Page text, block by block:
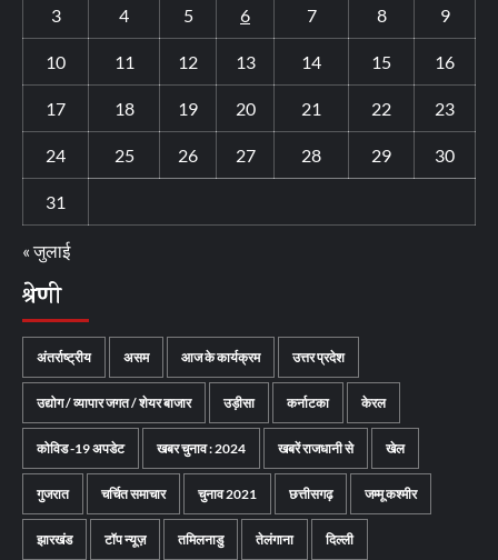
3 4 5 6 7 8 9
10 11 12 13 14 15 16
17 18 19 20 21 22 23
24 25 26 27 28 29 30
31
« जुलाई
श्रेणी
अंतर्राष्ट्रीय असम आज के कार्यक्रम उत्तर प्रदेश
उद्योग / व्यापार जगत / शेयर बाजार उड़ीसा कर्नाटका केरल
कोविड -19 अपडेट खबर चुनाव : 2024 खबरें राजधानी से खेल
गुजरात चर्चित समाचार चुनाव 2021 छत्तीसगढ़ जम्मू कश्मीर
झारखंड टॉप न्यूज़ तमिलनाडु तेलंगाना दिल्ली